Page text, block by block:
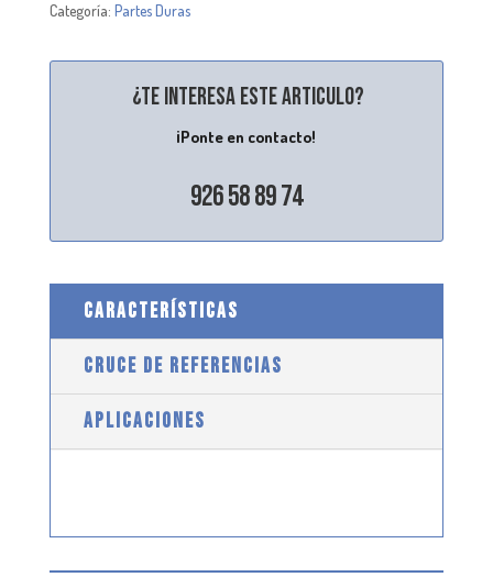
Categoría: Partes Duras
¿Te interesa este articulo?
¡Ponte en contacto!
926 58 89 74
CARACTERÍSTICAS
CRUCE DE REFERENCIAS
APLICACIONES